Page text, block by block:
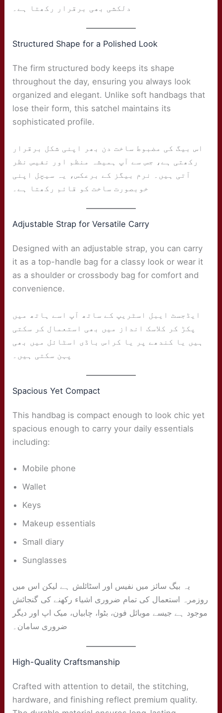
دلکشی بھی برقرار رکھتا ہے۔
Structured Shape for a Polished Look
The firm structured body keeps its shape
throughout the day, ensuring you always look
organized and elegant. Unlike soft handbags that
lose their form, this satchel maintains its
sophisticated profile.
اس بیگ کی مضبوط ساخت دن بھر اپنی شکل برقرار
رکھتی ہے، جس سے آپ ہمیشہ منظم اور نفیس نظر
آتی ہیں۔ نرم بیگز کے برعکس، یہ سیچل اپنی
خوبصورت ساخت کو قائم رکھتا ہے۔
Adjustable Strap for Versatile Carry
Designed with an adjustable strap, you can carry
it as a top-handle bag for a classy look or wear it
as a shoulder or crossbody bag for comfort and
convenience.
ایڈجسٹ ایبل اسٹریپ کے ساتھ آپ اسے ہاتھ میں
پکڑ کر کلاسک انداز میں بھی استعمال کر سکتی
ہیں یا کندھے پر یا کراس باڈی اسٹائل میں بھی
پہن سکتی ہیں۔
Spacious Yet Compact
This handbag is compact enough to look chic yet
spacious enough to carry your daily essentials
including:
Mobile phone
Wallet
Keys
Makeup essentials
Small diary
Sunglasses
یہ بیگ سائز میں نفیس اور اسٹائلش ہے لیکن اس میں
روزمرہ استعمال کی تمام ضروری اشیاء رکھنے کی گنجائش
موجود ہے جیسے موبائل فون، بٹوا، چابیاں، میک اپ اور دیگر
ضروری سامان۔
High-Quality Craftsmanship
Crafted with attention to detail, the stitching,
hardware, and finishing reflect premium quality.